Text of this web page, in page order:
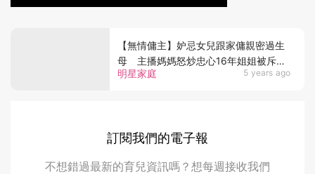
明星家庭 5 years ago
【無情傭主】妒忌女兒跟家傭親密過生
母 主播媽媽怒炒忠心16年姐姐被斥無
情
訂閱我們的電子報
不想錯過最新的育兒資訊嗎？想每週接收我們